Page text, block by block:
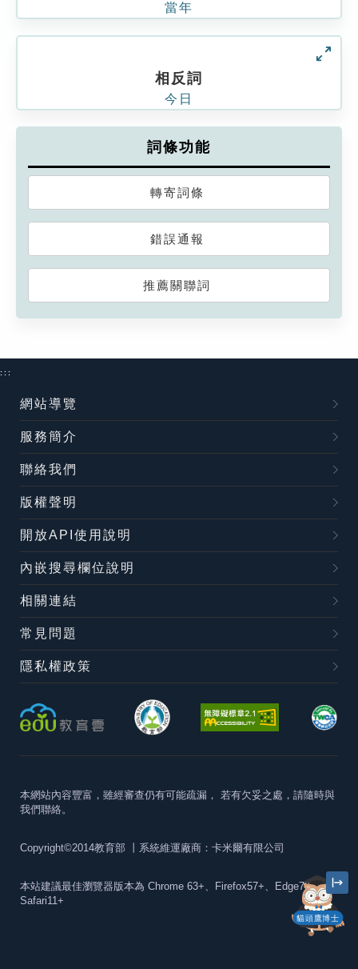
當年
相反詞
今日
詞條功能
轉寄詞條
錯誤通報
推薦關聯詞
貓頭鷹博士
:::
網站導覽
服務簡介
聯絡我們
版權聲明
開放API使用說明
內嵌搜尋欄位說明
相關連結
常見問題
隱私權政策
本網站內容豐富，雖經審查仍有可能疏漏， 若有欠妥之處，請隨時與
我們聯絡。
Copyright©2014教育部 丨系統維運廠商：卡米爾有限公司
本站建議最佳瀏覽器版本為 Chrome 63+、Firefox57+、Edge79+及
Safari11+